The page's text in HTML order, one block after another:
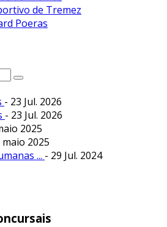
de Tremez
Poeras
- 23 Jul. 2026
- 23 Jul. 2026
2025
maio 2025
... - 29 Jul. 2024